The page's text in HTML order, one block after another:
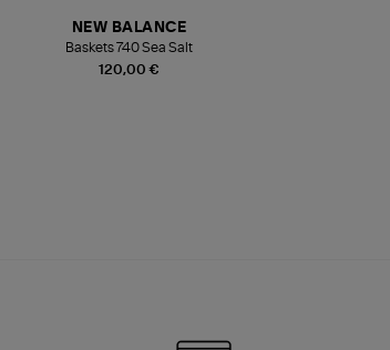
120,00 €
NEW BALANCE
Baskets 740 Sea Salt